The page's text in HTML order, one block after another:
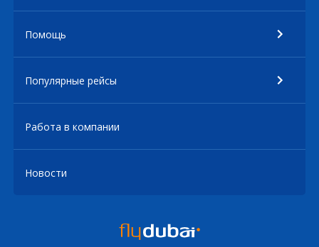
Помощь
Популярные рейсы
Работа в компании
Новости